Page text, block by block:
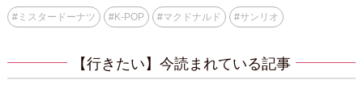
#ミスタードーナツ #K-POP #マクドナルド #サンリオ
【行きたい】今読まれている記事